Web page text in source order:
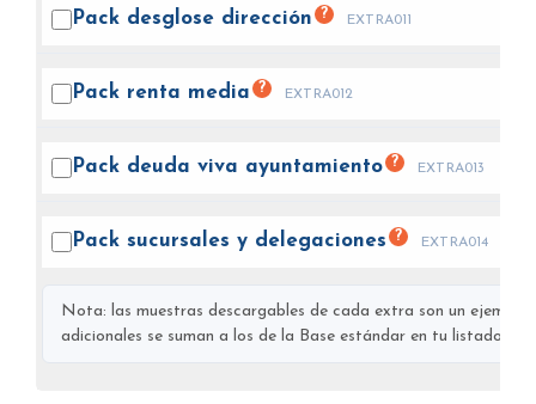
Pack desglose dirección ? EXTRA011
Pack renta media ? EXTRA012
Pack deuda viva ayuntamiento ? EXTRA013
Pack sucursales y delegaciones ? EXTRA014
Nota: las muestras descargables de cada extra son un
adicionales se suman a los de la Base estándar en tu listado